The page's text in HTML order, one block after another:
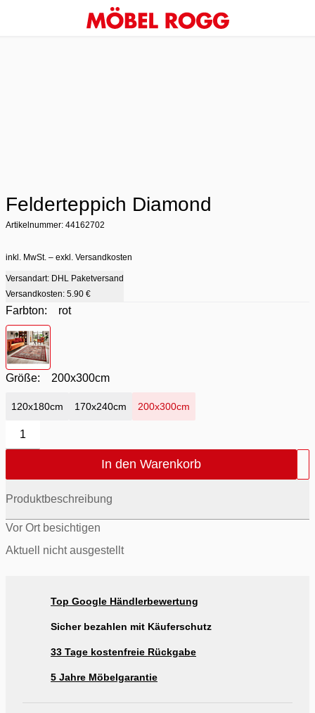
Felderteppich Diamond
Artikelnummer: 44162702
inkl. MwSt. – exkl. Versandkosten
Versandart: DHL Paketversand
Versandkosten: 5.90 €
Farbton:
rot
Farbton- rot
Größe: 200x300cm
120x180cm 170x240cm 200x300cm
1
In den Warenkorb
Produktbeschreibung
Vor Ort besichtigen
Aktuell nicht ausgestellt
Top Google Händlerbewertung
Sicher bezahlen mit Käuferschutz
33 Tage kostenfreie Rückgabe
5 Jahre Möbelgarantie